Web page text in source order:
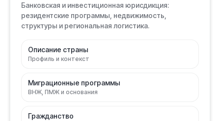
Банковская и инвестиционная юрисдикция:
резидентские программы, недвижимость,
структуры и региональная логистика.
Описание страны
Профиль и контекст
Миграционные программы
ВНЖ, ПМЖ и основания
Гражданство